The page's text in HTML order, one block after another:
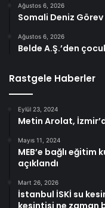
Ağustos 6, 2026
Somali Deniz
Ağustos 6, 2026
Belde A.Ş.’den
Rastgele Haberler
Eylül 23, 2024
Metin Arolat,
Mayıs 11, 2024
MEB’e bağlı
açıklandı
Mart 26, 2026
İstanbul İSKİ su
kesintisi ne zaman